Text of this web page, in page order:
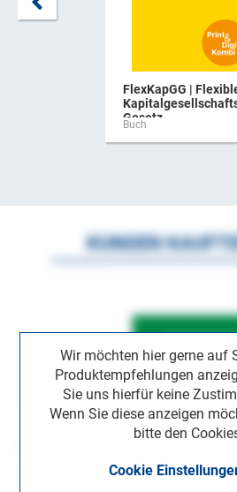
FlexKapGG |
Gesetz ...
Buch
Wir möchten hier gerne auf
Produktempfehlungen
Sie uns hierfür keine
Wenn Sie diese anzeigen
bitte den
Cookie
KUNDEN